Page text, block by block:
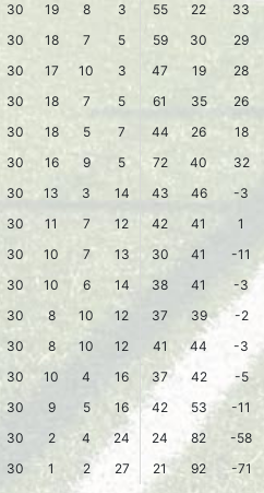
30 19 8 3 55 22
33
30 18 7 5 59 30
29
30 17 10 3 47 19
28
30 18 7 5 61 35
26
30 18 5 7 44 26
18
30 16 9 5 72 40
32
30 13 3 14 43 46
-3
30 11 7 12 42 41
1
30 10 7 13 30 41
-11
30 10 6 14 38 41
-3
30 8 10 12 37 39
-2
30 8 10 12 41 44
-3
30 10 4 16 37 42
-5
30 9 5 16 42 53
-11
30 2 4 24 24 82
-58
30 1 2 27 21 92 -71